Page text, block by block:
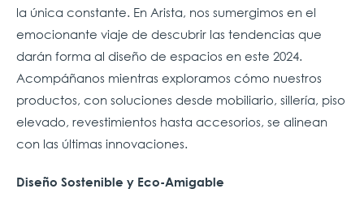
la única constante. En Arista, nos sumergimos en el
emocionante viaje de descubrir las tendencias que
darán forma al diseño de espacios en este 2024.
Acompáñanos mientras exploramos cómo nuestros
productos, con soluciones desde mobiliario, sillería, piso
elevado, revestimientos hasta accesorios, se alinean
con las últimas innovaciones.
Diseño Sostenible y Eco-Amigable